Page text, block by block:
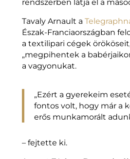
rendszerben látja el a
Tavaly Arnault a
Észak-Franciaországban
a textilipari cégek
„megpihentek a
a vagyonukat.
„Ezért a gyerekeim
fontos volt, hogy már a
erős munkamorált
– fejtette ki.